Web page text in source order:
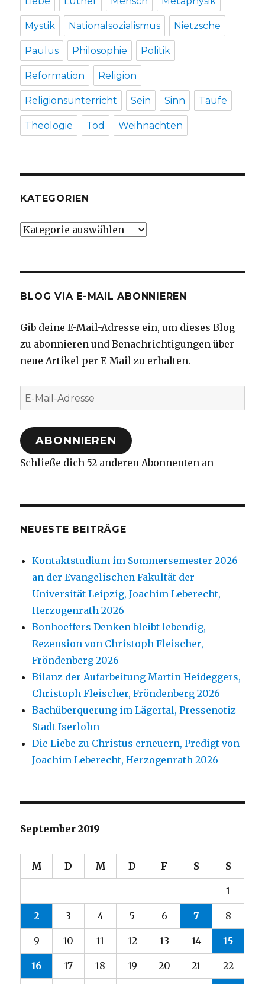
Mystik Nationalsozialismus Nietzsche
Paulus Philosophie Politik
Reformation Religion
Religionsunterricht Sein Sinn Taufe
Theologie Tod Weihnachten
KATEGORIEN
Kategorien
BLOG VIA E-MAIL ABONNIEREN
Gib deine E-Mail-Adresse ein, um dieses Blog
zu abonnieren und Benachrichtigungen über
neue Artikel per E-Mail zu erhalten.
E-
Mail-
Adresse
ABONNIEREN
Schließe dich 52 anderen Abonnenten an
NEUESTE BEITRÄGE
Kontaktstudium im Sommersemester 2026
an der Evangelischen Fakultät der
Universität Leipzig, Joachim Leberecht,
Herzogenrath 2026
Bonhoeffers Denken bleibt lebendig,
Rezension von Christoph Fleischer,
Fröndenberg 2026
Bilanz der Aufarbeitung Martin Heideggers,
Christoph Fleischer, Fröndenberg 2026
Bachüberquerung im Lägertal, Pressenotiz
Stadt Iserlohn
Die Liebe zu Christus erneuern, Predigt von
Joachim Leberecht, Herzogenrath 2026
September 2019
M D M D F S S
1
2 3 4 5 6 7 8
9 10 11 12 13 14 15
16 17 18 19 20 21 22